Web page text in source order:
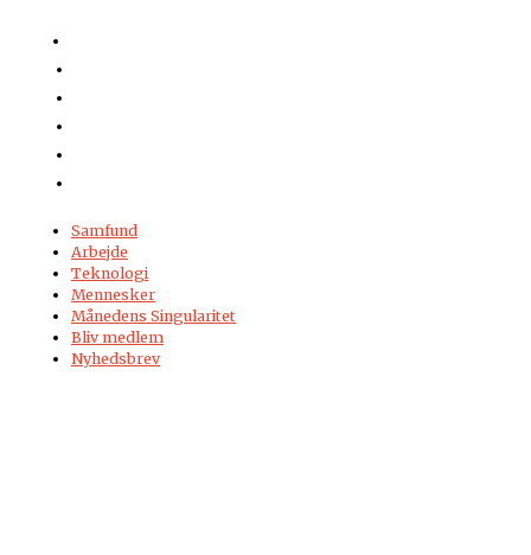
Samfund
Arbejde
Teknologi
Mennesker
Månedens Singularitet
Bliv medlem
Nyhedsbrev